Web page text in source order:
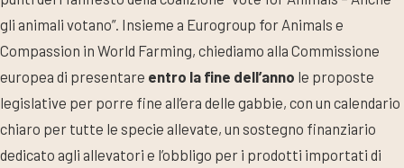
gli animali votano”. Insieme a Eurogroup for Animals e
Compassion in World Farming, chiediamo alla Commissione
europea di presentare entro la fine dell’anno le proposte
legislative per porre fine all’era delle gabbie, con un calendario
chiaro per tutte le specie allevate, un sostegno finanziario
dedicato agli allevatori e l’obbligo per i prodotti importati di